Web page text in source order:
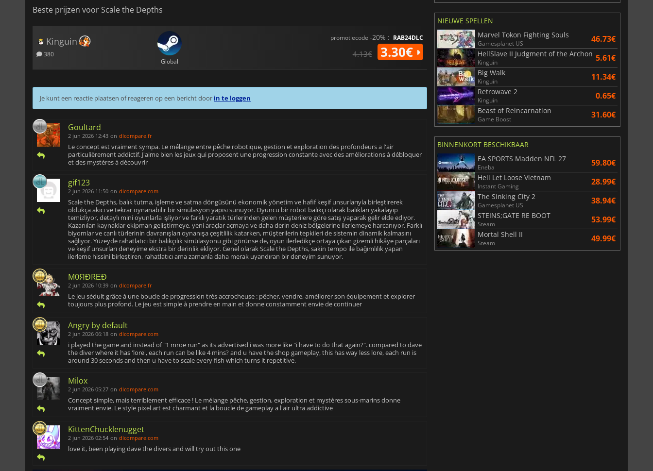
Beste prijzen voor Scale the Depths
Kinguin
380
Global
promotiecode -20% : RAB24DLC
4.13€ 3.30€
Je kunt een reactie plaatsen of reageren op een bericht door in te loggen
Goultard
2 jun 2026 12:43 on dlcompare.fr
Le concept est vraiment sympa. Le mélange entre pêche robotique, gestion et exploration des profondeurs a l'air
particulièrement addictif. J'aime bien les jeux qui proposent une progression constante avec des améliorations à débloquer
et des mystères à découvrir
gif123
2 jun 2026 11:50 on dlcompare.com
Scale the Depths, balık tutma, işleme ve satma döngüsünü ekonomik yönetim ve hafif keşif unsurlarıyla birleştirerek
oldukça akıcı ve tekrar oynanabilir bir simülasyon yapısı sunuyor. Oyuncu bir robot balıkçı olarak balıkları yakalayıp
temizliyor, detaylı mini oyunlarla işliyor ve farklı yaratık türlerinden gelen müşterilere göre satış yaparak gelir elde ediyor.
Kazanılan kaynaklar ekipman geliştirmeye, yeni araçlar açmaya ve daha derin deniz bölgelerine ilerlemeye harcanıyor. Farklı
biyomlar ve canlı türlerinin davranışları oynanışa çeşitlilik katarken, müşterilerin tepkileri de sistemin dinamik kalmasını
sağlıyor. Yüzeyde rahatlatıcı bir balıkçılık simülasyonu gibi görünse de, oyun ilerledikçe ortaya çıkan gizemli hikâye parçaları
ve keşif unsurları deneyime ekstra bir derinlik ekliyor. Genel olarak Scale the Depths, sakin tempo ile bağımlılık yapan
ilerleme hissini birleştiren, rahatlatıcı ama zamanla daha merak uyandıran bir deneyim sunuyor.
M0ЯĐRΕĐ
2 jun 2026 10:39 on dlcompare.fr
Le jeu séduit grâce à une boucle de progression très accrocheuse : pêcher, vendre, améliorer son équipement et explorer
toujours plus profond. Le jeu est simple à prendre en main et donne constamment envie de continuer
Angry by default
2 jun 2026 06:18 on dlcompare.com
i played the game and instead of "1 mroe run" as its advertised i was more like "i have to do that again?". compared to dave
the diver where it has 'lore', each run can be like 4 mins? and u have the shop gameplay, this has way less lore, each run is
around 30 seconds and then u have to scale every fish which turns it repetitive.
Milox
2 jun 2026 05:27 on dlcompare.com
Concept simple, mais terriblement efficace ! Le mélange pêche, gestion, exploration et mystères sous-marins donne
vraiment envie. Le style pixel art est charmant et la boucle de gameplay a l'air ultra addictive
KittenChucklenugget
2 jun 2026 02:54 on dlcompare.com
love it, been playing dave the divers and will try out this one
NIEUWE SPELLEN
Marvel Tokon Fighting Souls
Gamesplanet US 46.73€
HellSlave II Judgment of the Archon
Kinguin 5.61€
Big Walk
Kinguin 11.34€
Retrowave 2
Kinguin 0.65€
Beast of Reincarnation
Game Boost 31.60€
BINNENKORT BESCHIKBAAR
EA SPORTS Madden NFL 27
Eneba 59.80€
Hell Let Loose Vietnam
Instant Gaming 28.99€
The Sinking City 2
Gamesplanet US 38.94€
STEINS;GATE RE BOOT
Steam 53.99€
Mortal Shell II
Steam 49.99€